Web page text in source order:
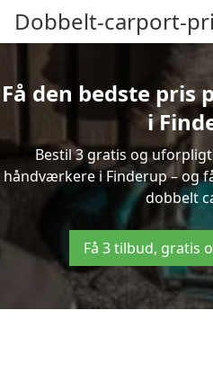
Dobbelt-carport-
Få den bedste pris
i
Bestil 3 gratis og
håndværkere i Finderup – og
dobbelt
Få 3 tilbud, gratis